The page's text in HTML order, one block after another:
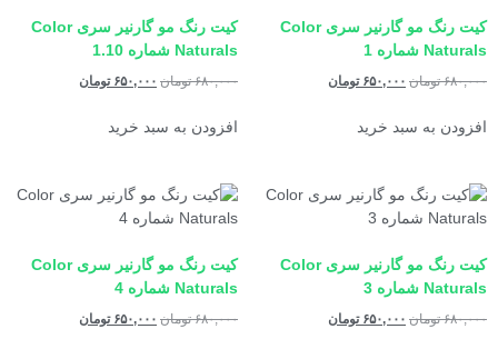
کیت رنگ مو گارنیر سری Color
Naturals شماره 1
۶۸۰,۰۰۰ تومان ۶۵۰,۰۰۰ تومان
افزودن به سبد خرید
کیت رنگ مو گارنیر سری Color
Naturals شماره 1.10
۶۸۰,۰۰۰ تومان ۶۵۰,۰۰۰ تومان
افزودن به سبد خرید
کیت رنگ مو گارنیر سری Color
Naturals شماره 3
۶۸۰,۰۰۰ تومان ۶۵۰,۰۰۰ تومان
کیت رنگ مو گارنیر سری Color
Naturals شماره 4
۶۸۰,۰۰۰ تومان ۶۵۰,۰۰۰ تومان